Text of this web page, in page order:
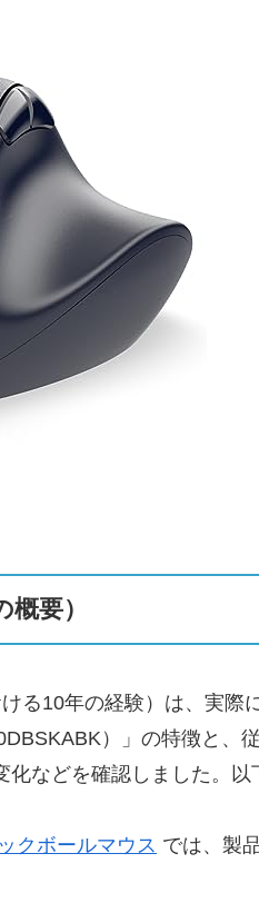
要）
る10年の経験）は、実
）」の特徴と、
などを確認しました。
クボールマウス では、製